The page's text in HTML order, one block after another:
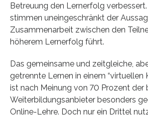
Betreuung den Lernerfolg
stimmen uneingeschränkt der
Zusammenarbeit zwischen den
höherem Lernerfolg führt.
Das gemeinsame und zeitgleiche,
getrennte Lernen in einem “virtuellen
ist nach Meinung von 70 Prozent der
Weiterbildungsanbieter besonders
Online-Lehre. Doch nur ein Drittel